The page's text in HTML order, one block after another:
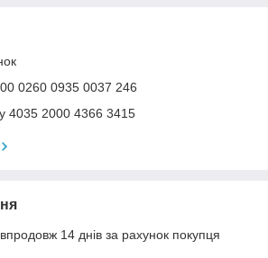
0260 0935 0037 246
4035 2000 4366 3415
14 днів за рахунок покупця